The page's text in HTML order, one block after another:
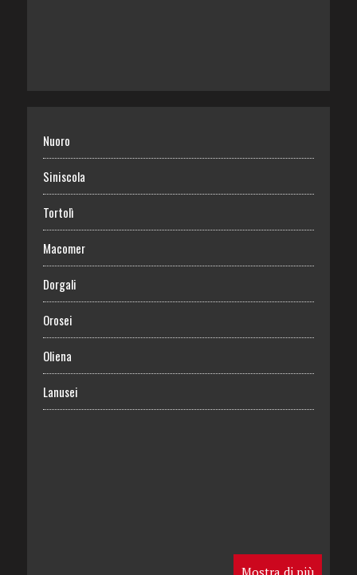
Nuoro
Siniscola
Tortolì
Macomer
Dorgali
Orosei
Oliena
Lanusei
Mostra di più